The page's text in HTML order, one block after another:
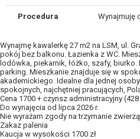
Procedura Wynajmuję
Wynajmę kawalerkę 27 m2 na LSM, ul.
pokój bez balkonu. Łazienka z WC.
lodówka, piekarnik, łóżko, szafy,
parking. Mieszkanie znajduje się w
akademickiego. Idealne dla jednej
spokojnych, najchętniej pracujących,
Cena 1700 + czynsz administracyjny
Do wynajęcia od lipca 2026 r.
Nie wyrażam zgody na trzymanie
Zakaz palenia
Kaucja w wysokości 1700 zł